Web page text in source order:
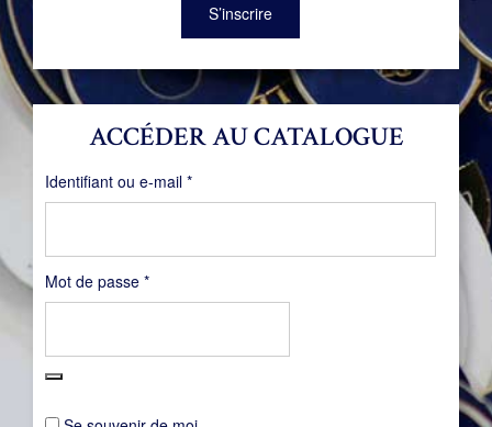
ACCÉDER AU CATALOGUE
Identifiant ou e-mail *Obligatoire
Mot de passe *Obligatoire
S’inscrire